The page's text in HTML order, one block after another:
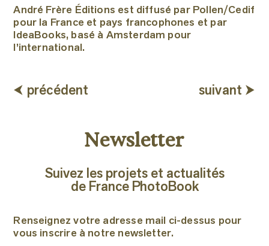
André Frère Éditions est diffusé par Pollen/Cedif
pour la France et pays francophones et par
IdeaBooks, basé à Amsterdam pour
l’international.
⮜ précédent suivant ⮞
Newsletter
Suivez les projets et actualités
de France PhotoBook
Renseignez votre adresse mail ci-dessus pour
vous inscrire à notre newsletter.